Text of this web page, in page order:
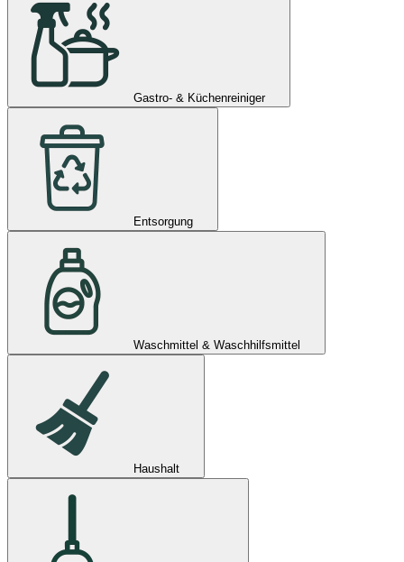
Gastro- & Küchenreiniger
Entsorgung
Waschmittel & Waschhilfsmittel
Haushalt